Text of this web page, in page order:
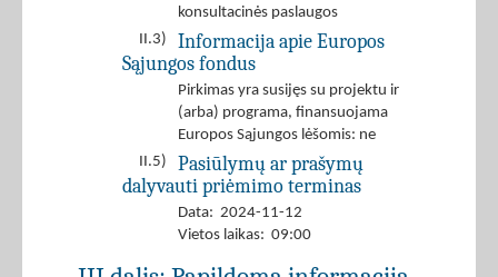
konsultacinės paslaugos
II.3)
Informacija apie Europos
Sąjungos fondus
Pirkimas yra susijęs su projektu ir
(arba) programa, finansuojama
Europos Sąjungos lėšomis: ne
II.5)
Pasiūlymų ar prašymų
dalyvauti priėmimo terminas
Data: 2024-11-12
Vietos laikas: 09:00